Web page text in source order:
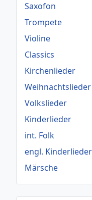
Saxofon
Trompete
Violine
Classics
Kirchenlieder
Weihnachtslieder
Volkslieder
Kinderlieder
int. Folk
engl. Kinderlieder
Märsche